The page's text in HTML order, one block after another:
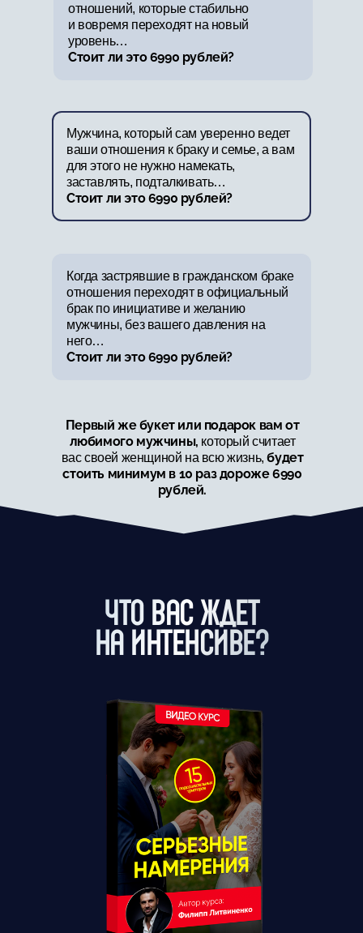
Первый же букет или подарок вам от
любимого мужчины, который считает
вас своей женщиной на всю жизнь,будет
стоить минимум в 10 раз дороже 6990
рублей.
отношений, которые стабильно
и вовремя переходят на новый
уровень…
Стоит ли это 6990 рублей?
Мужчина, который сам уверенно ведет
ваши отношения к браку и семье, а вам
для этого не нужно намекать,
заставлять, подталкивать…
Стоит ли это 6990 рублей?
Когда застрявшие в гражданском браке
отношения переходят в официальный
брак по инициативе и желанию
мужчины, без вашего давления на
него…
Стоит ли это 6990 рублей?
ЧТО ВАС ЖДЕТ
НА ИНТЕНСИВЕ?